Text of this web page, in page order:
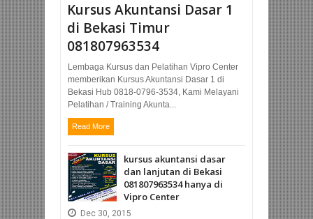
Kursus
bahasa
inggris
di Bekasi
08180796
-3534
dan
pelatiha
n
haan
Kursus
primaver
a p6 (WA)
08180796
3534 bisa
private
dikantor
D di
Bekasi
Telp
08180796
Center
Kursus Akuntansi Dasar 1
di Bekasi Timur
081807963534
Lembaga Kursus dan Pelatihan Vipro Center
memberikan Kursus Akuntansi Dasar 1 di
Bekasi Hub 0818-0796-3534, Kami Melayani
Pelatihan / Training Akunta...
Read More
kursus akuntansi dasar
dan lanjutan di Bekasi
081807963534 hanya di
Vipro Center
Dec 30, 2015